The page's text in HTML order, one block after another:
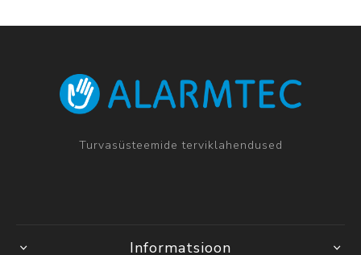
Turvasüsteemide terviklahendused
Informatsioon